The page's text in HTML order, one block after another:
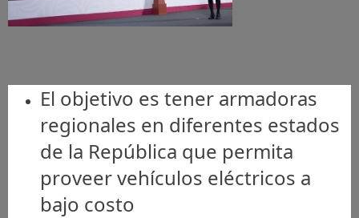
El objetivo es tener armadoras
regionales en diferentes estados
de la República que permita
proveer vehículos eléctricos a
bajo costo